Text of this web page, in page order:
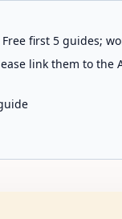
first 5 guides;
link them to